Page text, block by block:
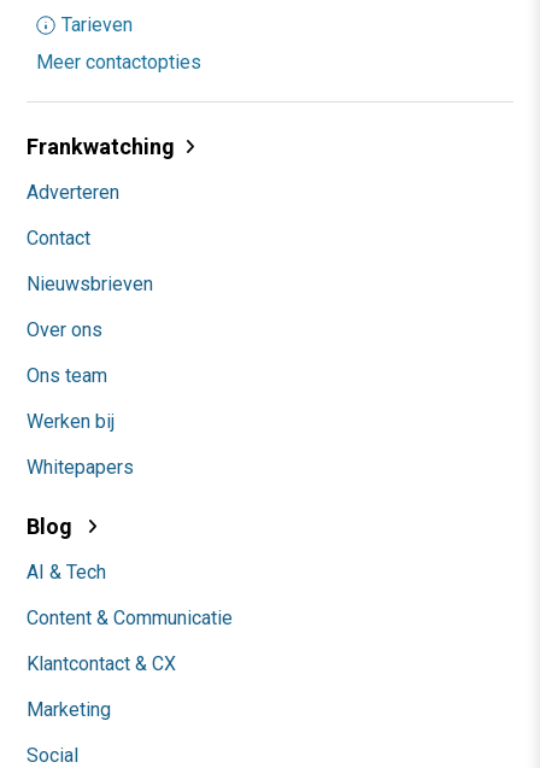
Tarieven
Meer contactopties
Frankwatching
Adverteren
Contact
Nieuwsbrieven
Over ons
Ons team
Werken bij
Whitepapers
Blog
AI & Tech
Content & Communicatie
Klantcontact & CX
Marketing
Social